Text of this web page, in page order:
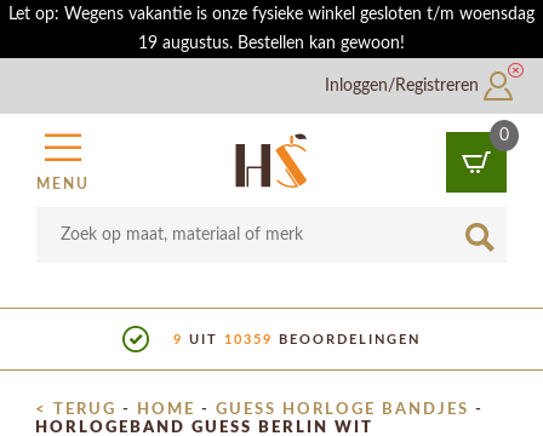
Let op: Wegens vakantie is onze fysieke winkel gesloten t/m woensdag
19 augustus. Bestellen kan gewoon!
Inloggen/Registreren
MENU
0
UIT10359BEOORDELINGEN
< TERUG - HOME - GUESS HORLOGE BANDJES -
HORLOGEBAND GUESS BERLIN WIT